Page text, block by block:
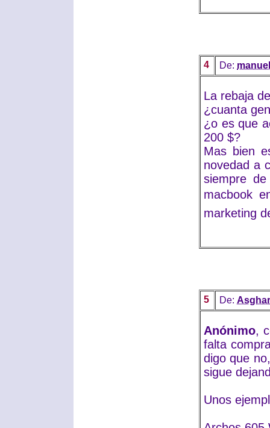
4 De:
La rebaja
¿cuanta
¿o es que
200 $?
Mas bien
novedad a
siempre
macbook
marketing
5 De:
Anónimo,
falta
digo que
sigue
Unos